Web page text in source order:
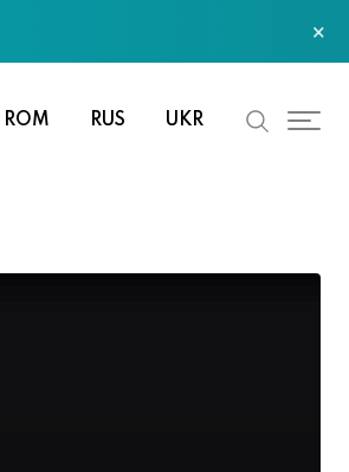
×
ROM RUS UKR